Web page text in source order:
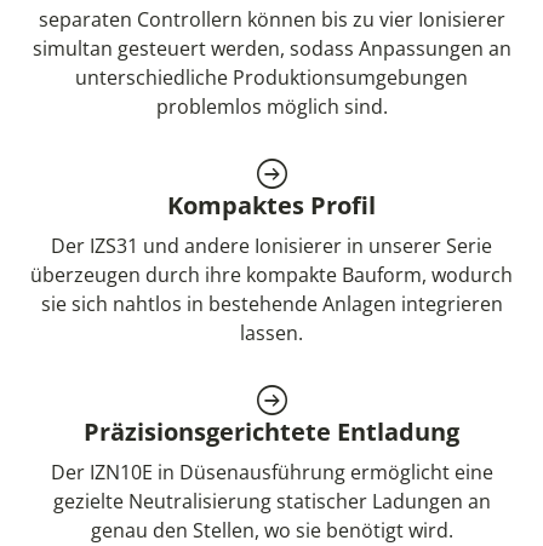
separaten Controllern können bis zu vier Ionisierer
simultan gesteuert werden, sodass Anpassungen an
unterschiedliche Produktionsumgebungen
problemlos möglich sind.
Kompaktes Profil
Der IZS31 und andere Ionisierer in unserer Serie
überzeugen durch ihre kompakte Bauform, wodurch
sie sich nahtlos in bestehende Anlagen integrieren
lassen.
Präzisionsgerichtete Entladung
Der IZN10E in Düsenausführung ermöglicht eine
gezielte Neutralisierung statischer Ladungen an
genau den Stellen, wo sie benötigt wird.